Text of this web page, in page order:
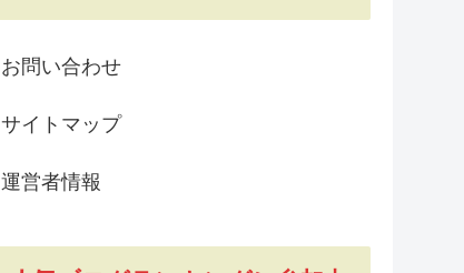
お問い合わせ
サイトマップ
運営者情報